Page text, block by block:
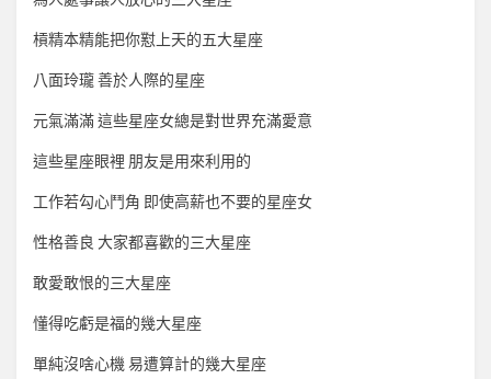
槓精本精能把你懟上天的五大星座
八面玲瓏 善於人際的星座
元氣滿滿 這些星座女總是對世界充滿愛意
這些星座眼裡 朋友是用來利用的
工作若勾心鬥角 即使高薪也不要的星座女
性格善良 大家都喜歡的三大星座
敢愛敢恨的三大星座
懂得吃虧是福的幾大星座
單純沒啥心機 易遭算計的幾大星座